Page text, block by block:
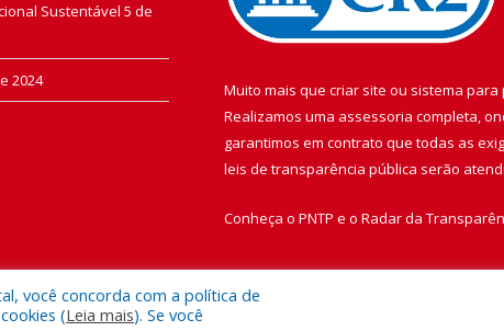
Sustentável 5 de
2024 Muito mais que criar site ou sistema
Realizamos uma assessoria completa,
garantimos em contrato que todas as
leis de transparência pública serão
Conheça o PNTP e o Radar da
você concorda com a política de
(Leia mais). Se você